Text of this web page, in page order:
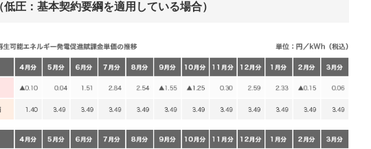
圧：基本契約要綱を適用している場合）